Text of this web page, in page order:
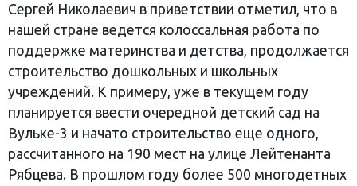
Сергей Николаевич в приветствии отметил, что в
нашей стране ведется колоссальная работа по
поддержке материнства и детства, продолжается
строительство дошкольных и школьных
учреждений. К примеру, уже в текущем году
планируется ввести очередной детский сад на
Вульке-3 и начато строительство еще одного,
рассчитанного на 190 мест на улице Лейтенанта
Рябцева. В прошлом году более 500 многодетных